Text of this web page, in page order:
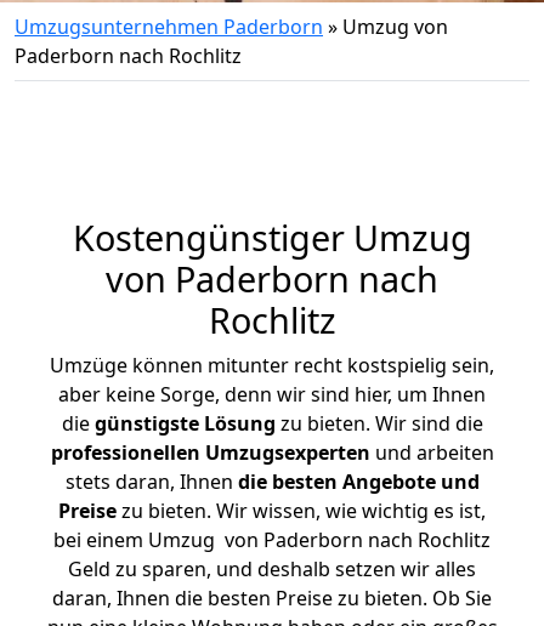
Umzugsunternehmen Paderborn » Umzug von
Paderborn nach Rochlitz
Kostengünstiger Umzug
von Paderborn nach
Rochlitz
Umzüge können mitunter recht kostspielig sein,
aber keine Sorge, denn wir sind hier, um Ihnen
diegünstigste Lösung zu bieten. Wir sind die
professionellen Umzugsexperten und arbeiten
stets daran, Ihnen die besten Angebote und
Preisezu bieten. Wir wissen, wie wichtig es ist,
bei einem Umzug von Paderborn nach Rochlitz
Geld zu sparen, und deshalb setzen wir alles
daran, Ihnen die besten Preise zu bieten. Ob Sie